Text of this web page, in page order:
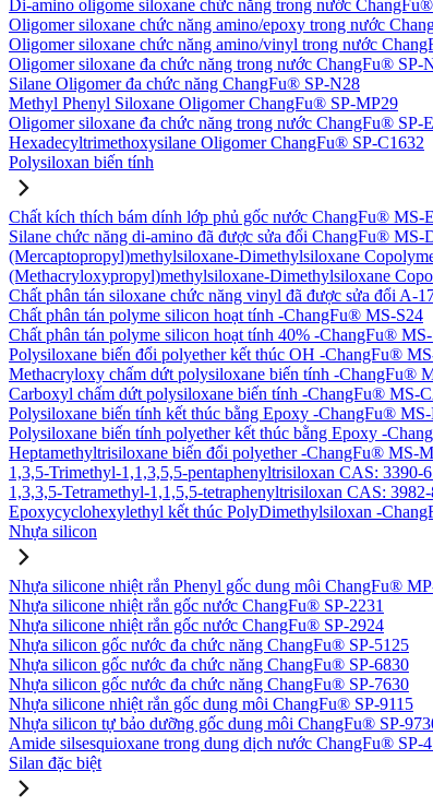
Di-amino oligome siloxane chức năng trong nước
Oligomer siloxane chức năng amino/epoxy trong nước
Oligomer siloxane chức năng amino/vinyl trong nước
Oligomer siloxane đa chức năng trong nước ChangFu® SP-
Silane Oligomer đa chức năng ChangFu® SP-N28
Methyl Phenyl Siloxane Oligomer ChangFu® SP-MP29
Oligomer siloxane đa chức năng trong nước ChangFu® SP-
Hexadecyltrimethoxysilane Oligomer ChangFu® SP-C1632
Polysiloxan biến tính
Chất kích thích bám dính lớp phủ gốc nước ChangFu® MS-
Silane chức năng di-amino đã được sửa đổi ChangFu® MS-
(Mercaptopropyl)methylsiloxane-Dimethylsiloxane
(Methacryloxypropyl)methylsiloxane-Dimethylsiloxane
Chất phân tán siloxane chức năng vinyl đã được sửa đổi A-
Chất phân tán polyme silicon hoạt tính -ChangFu® MS-S24
Chất phân tán polyme silicon hoạt tính 40% -ChangFu®
Polysiloxane biến đổi polyether kết thúc OH -ChangFu®
Methacryloxy chấm dứt polysiloxane biến tính -ChangFu®
Carboxyl chấm dứt polysiloxane biến tính -ChangFu® MS-
Polysiloxane biến tính kết thúc bằng Epoxy -ChangFu®
Polysiloxane biến tính polyether kết thúc bằng Epoxy -
Heptamethyltrisiloxane biến đổi polyether -ChangFu® MS-
1,3,5-Trimethyl-1,1,3,5,5-pentaphenyltrisiloxan CAS: 3390-
1,3,3,5-Tetramethyl-1,1,5,5-tetraphenyltrisiloxan CAS:
Epoxycyclohexylethyl kết thúc PolyDimethylsiloxan -
Nhựa silicon
Nhựa silicone nhiệt rắn Phenyl gốc dung môi ChangFu®
Nhựa silicone nhiệt rắn gốc nước ChangFu® SP-2231
Nhựa silicone nhiệt rắn gốc nước ChangFu® SP-2924
Nhựa silicon gốc nước đa chức năng ChangFu® SP-5125
Nhựa silicon gốc nước đa chức năng ChangFu® SP-6830
Nhựa silicon gốc nước đa chức năng ChangFu® SP-7630
Nhựa silicone nhiệt rắn gốc dung môi ChangFu® SP-9115
Nhựa silicon tự bảo dưỡng gốc dung môi ChangFu® SP-
Amide silsesquioxane trong dung dịch nước ChangFu® SP-
Silan đặc biệt